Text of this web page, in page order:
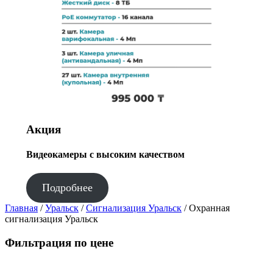
Акция
Видеокамеры с высоким качеством
Подробнее
Главная /Уральск /Сигнализация Уральск / Охранная
сигнализация Уральск
Фильтрация по цене